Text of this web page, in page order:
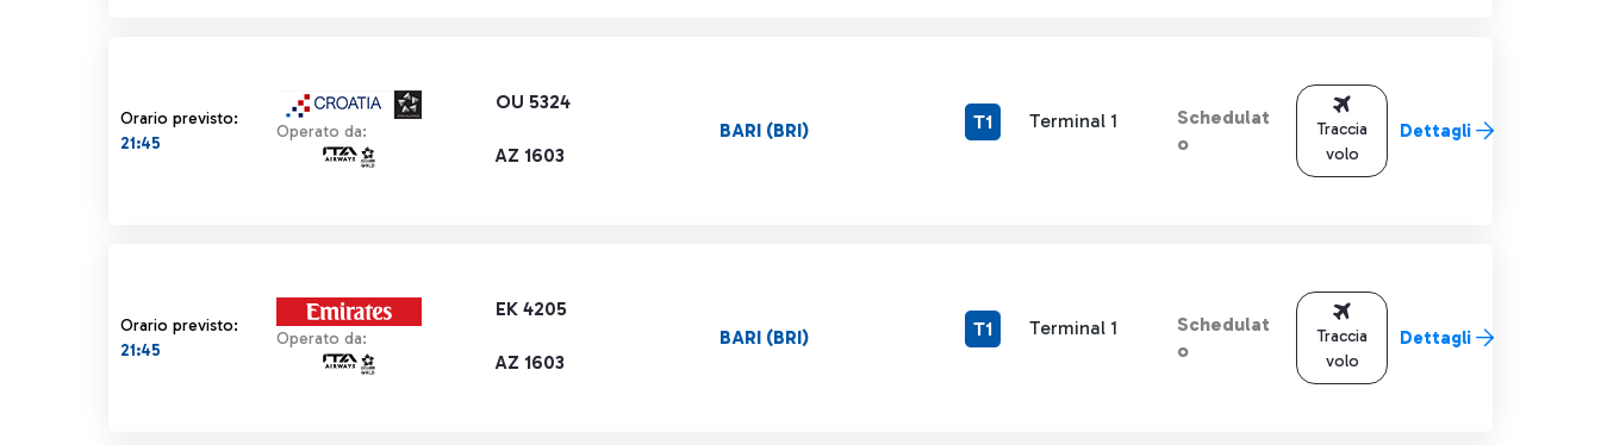
Orario previsto:
21:45
OU 5324
Operato da:
AZ 1603
BARI (BRI) T1 Terminal 1
Schedulat
o
Traccia
volo
Dettagli
Orario previsto:
21:45
EK 4205
Operato da:
AZ 1603
BARI (BRI) T1 Terminal 1
Schedulat
o
Traccia
volo
Dettagli